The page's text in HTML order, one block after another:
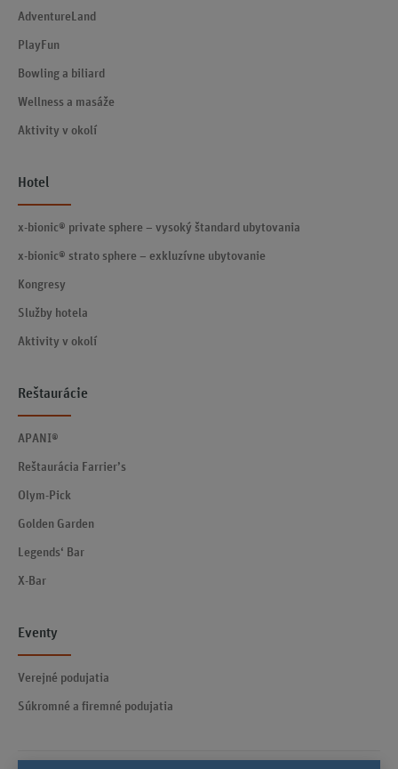
AdventureLand
PlayFun
Bowling a biliard
Wellness a masáže
Aktivity v okolí
Hotel
x-bionic® private sphere – vysoký štandard ubytovania
x-bionic® strato sphere – exkluzívne ubytovanie
Kongresy
Služby hotela
Aktivity v okolí
Reštaurácie
APANI®
Reštaurácia Farrier’s
Olym-Pick
Golden Garden
Legends‘ Bar
X-Bar
Eventy
Verejné podujatia
Súkromné a firemné podujatia